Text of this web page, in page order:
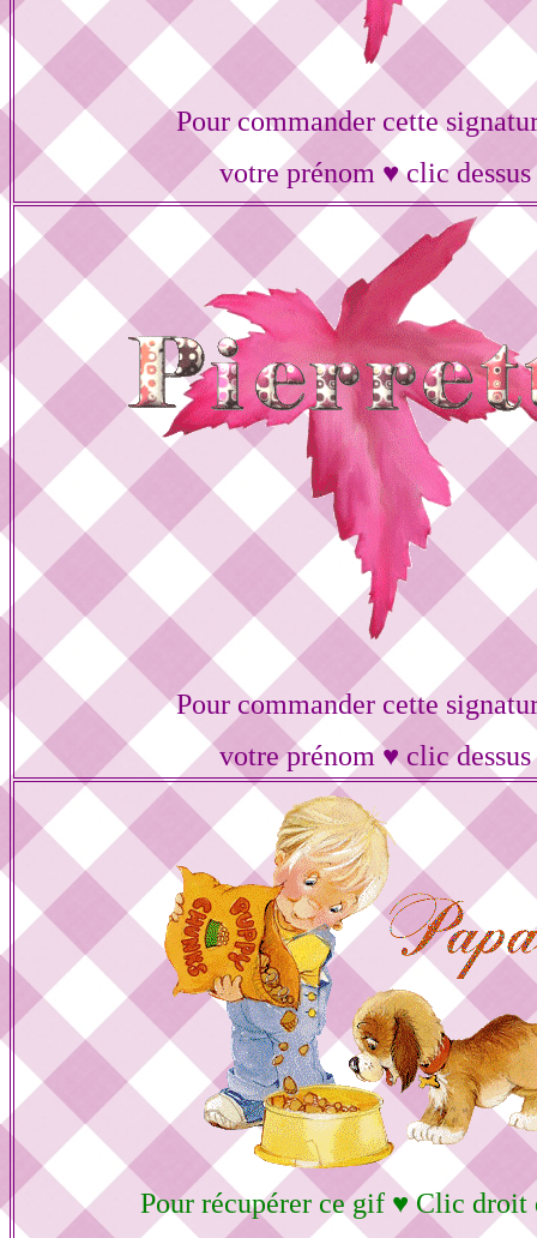
Pour commander cette
votre prénom ♥ clic dessus
Pour commander cette
votre prénom ♥ clic dessus
Pour récupérer ce gif ♥ Clic droit